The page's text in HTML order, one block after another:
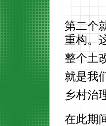
第二个
重构。
整个土
就是我
乡村治
在此期